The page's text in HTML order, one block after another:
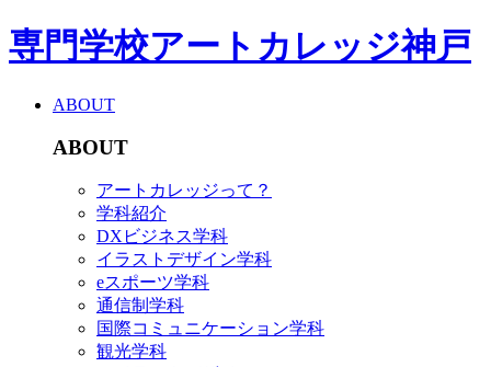
専門学校アートカレッジ神戸
ABOUT
ABOUT
アートカレッジって？
学科紹介
DXビジネス学科
イラストデザイン学科
eスポーツ学科
通信制学科
国際コミュニケーション学科
観光学科